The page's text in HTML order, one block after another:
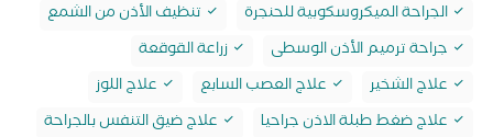
الجراحة الميكروسكوبية للحنجرة
تنظيف الأذن من الشمع
جراحة ترميم الأذن الوسطى
زراعة القوقعة
علاج الشخير
علاج العصب السابع
علاج اللوز
علاج ضغط طبلة الاذن جراحيا
علاج ضيق التنفس بالجراحة